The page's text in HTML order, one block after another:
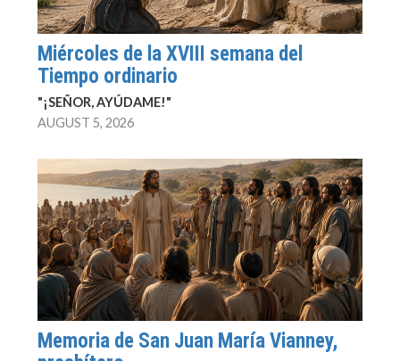
Miércoles de la XVIII semana del
Tiempo ordinario
"¡SEÑOR, AYÚDAME!"
AUGUST 5, 2026
Memoria de San Juan María Vianney,